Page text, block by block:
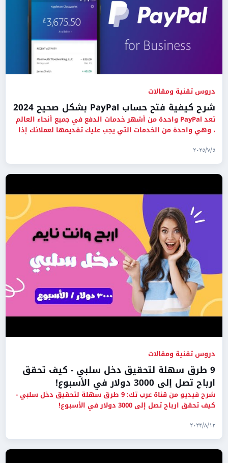
دروس تقنية ومقالات
شرح كيفية فتح حساب PayPal بشكل صحيح 2024
تعد PayPal واحدة من أشهر خدمات الدفع في جميع أنحاء العالم
، وهي واحدة من الخدمات التي يجب عليك تقديمها لعملائك إذا
٥‏/٧‏/٢٠٢٥
دروس تقنية ومقالات
9 طرق سهلة لتحقيق دخل سلبي - كيف تحقق
ارباح تصل إلى 3000 دولار في الأسبوع!
شرح فيديو من قناة عرب تك: 9 طرق سهلة لتحقيق دخل سلبي -
كيف تحقق ارباح تصل إلى 3000 دولار في الأسبوع!
١٢‏/٨‏/٢٠٢٣